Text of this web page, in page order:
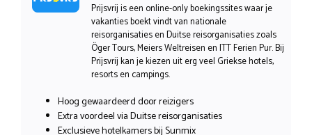
Prijsvrij is een online-only boekingssites waar je
vakanties boekt vindt van nationale
reisorganisaties en Duitse reisorganisaties zoals
Öger Tours, Meiers Weltreisen en ITT Ferien Pur. Bij
Prijsvrij kan je kiezen uit erg veel Griekse hotels,
resorts en campings.
Hoog gewaardeerd door reizigers
Extra voordeel via Duitse reisorganisaties
Exclusieve hotelkamers bij Sunmix